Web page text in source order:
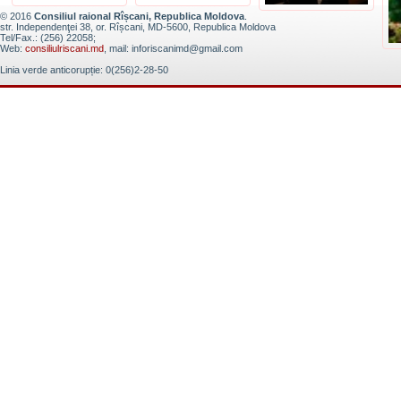
© 2016 Consiliul raional Rîșcani, Republica Moldova
str. Independenţei 38, or. Rîșcani, MD-5600, Republica Moldova
Tel/Fax.: (256) 22058;
Web: consiliulriscani.md , mail: inforiscanimd@gmail.com
Linia verde anticorupție: 0(256)2-28-50